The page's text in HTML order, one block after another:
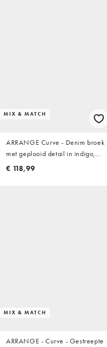
MIX & MATCH
ARRANGE Curve - Denim broek
met geplooid detail in indigo,
deel van co-ord set
€ 118,99
MIX & MATCH
ARRANGE - Curve - Gestreepte